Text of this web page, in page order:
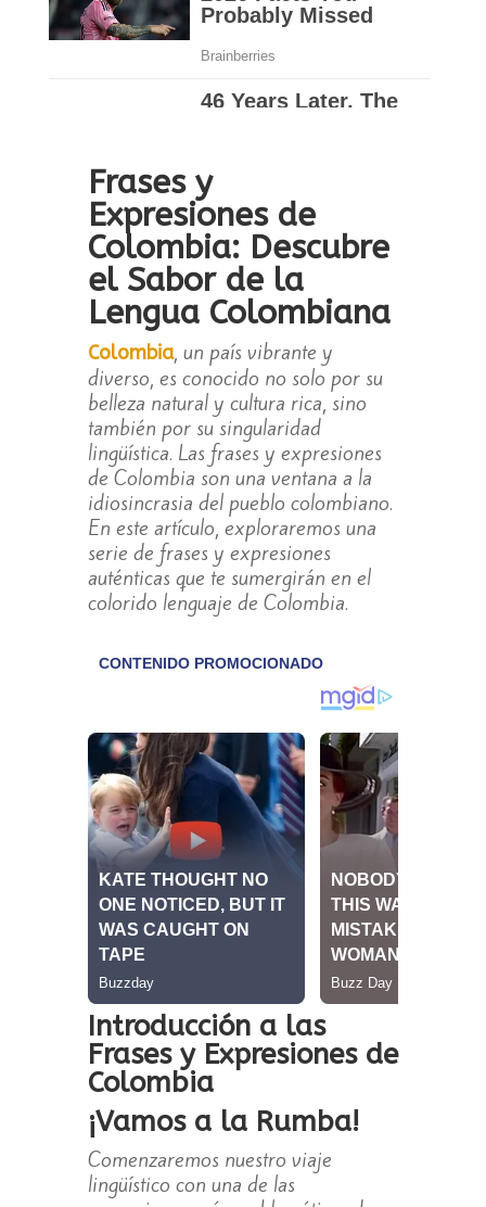
Frases y
Expresiones de
Colombia: Descubre
el Sabor de la
Lengua Colombiana
Colombia, un país vibrante y
diverso, es conocido no solo por su
belleza natural y cultura rica, sino
también por su singularidad
lingüística. Las frases y expresiones
de Colombia son una ventana a la
idiosincrasia del pueblo colombiano.
En este artículo, exploraremos una
serie de frases y expresiones
auténticas que te sumergirán en el
colorido lenguaje de Colombia.
Introducción a las
Frases y Expresiones de
Colombia
¡Vamos a la Rumba!
Comenzaremos nuestro viaje
lingüístico con una de las